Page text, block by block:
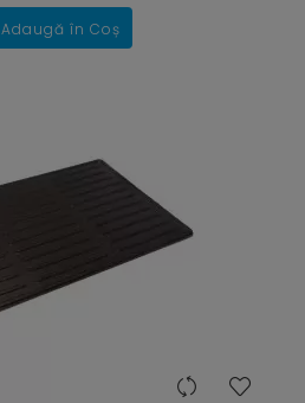
Adaugă în Coș